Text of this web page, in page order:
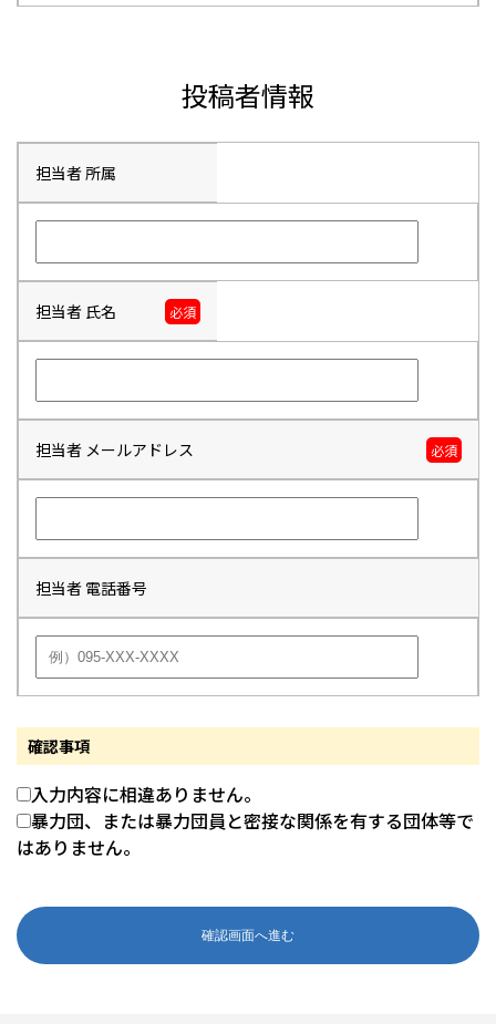
投稿者情報
担当者 所属
担当者 氏名 必須
担当者 メールアドレス 必須
担当者 電話番号
確認事項
入力内容に相違ありません。
暴力団、または暴力団員と密接な関係を有する団体等で
はありません。